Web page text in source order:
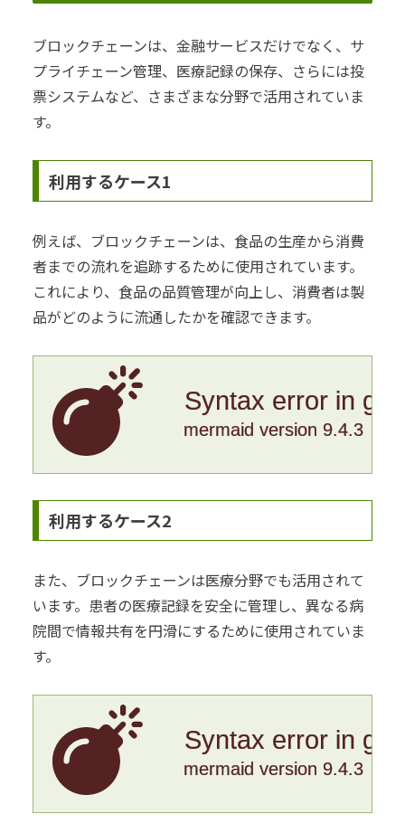
ブロックチェーンは、金融サービスだけでなく、サ
プライチェーン管理、医療記録の保存、さらには投
票システムなど、さまざまな分野で活用されていま
す。
利用するケース1
例えば、ブロックチェーンは、食品の生産から消費
者までの流れを追跡するために使用されています。
これにより、食品の品質管理が向上し、消費者は製
品がどのように流通したかを確認できます。
Syntax error in
mermaid version 9.4.3
利用するケース2
また、ブロックチェーンは医療分野でも活用されて
います。患者の医療記録を安全に管理し、異なる病
院間で情報共有を円滑にするために使用されていま
す。
Syntax error in
mermaid version 9.4.3